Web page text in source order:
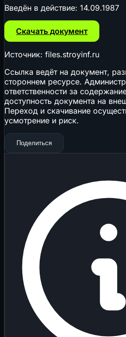
Введён в действие: 14.09.1987
Скачать документ
Источник: files.stroyinf.ru
Ссылка ведёт на документ,
стороннем ресурсе.
ответственности за
доступность документа на
Переход и скачивание
усмотрение и риск.
Поделиться